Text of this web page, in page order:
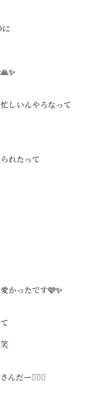
しいんやろなって
れたって
かったです🩷✨
んだー💇‍♀️✨